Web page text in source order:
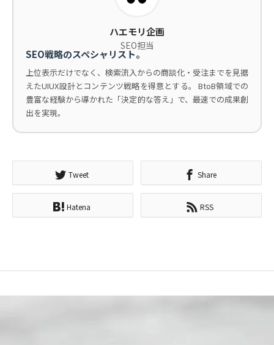
ハエモリ企画
SEO担当
SEO戦略のスペシャリスト。
上位表示だけでなく、検索流入からの商談化・受注までを見据
えたUIUX設計とコンテンツ戦略を得意とする。 BtoB領域での
豊富な経験から導かれた「決定的な答え」で、最速での成果創
出を実現。
Tweet Share
Hatena RSS